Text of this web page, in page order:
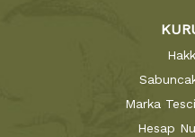
Marka
Hesap